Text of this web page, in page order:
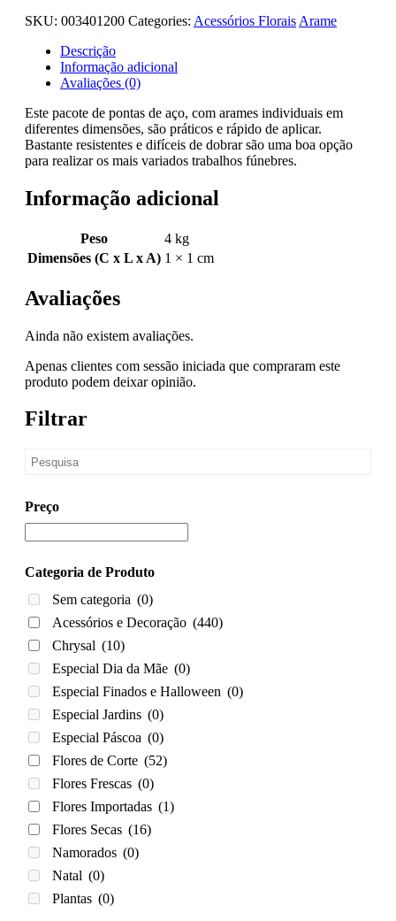
SKU: 003401200 Categories: Acessórios Florais Arame
Descrição
Informação adicional
Avaliações (0)
Este pacote de pontas de aço, com arames individuais em
diferentes dimensões, são práticos e rápido de aplicar.
Bastante resistentes e difíceis de dobrar são uma boa opção
para realizar os mais variados trabalhos fúnebres.
Informação adicional
Peso
4 kg
Dimensões (C x L x A) 1 × 1 cm
Avaliações
Ainda não existem avaliações.
Apenas clientes com sessão iniciada que compraram este
produto podem deixar opinião.
Filtrar
Preço
Categoria de Produto
Sem categoria (0)
Acessórios e Decoração (440)
Chrysal (10)
Especial Dia da Mãe (0)
Especial Finados e Halloween (0)
Especial Jardins (0)
Especial Páscoa (0)
Flores de Corte (52)
Flores Frescas (0)
Flores Importadas (1)
Flores Secas (16)
Namorados (0)
Natal (0)
Plantas (0)